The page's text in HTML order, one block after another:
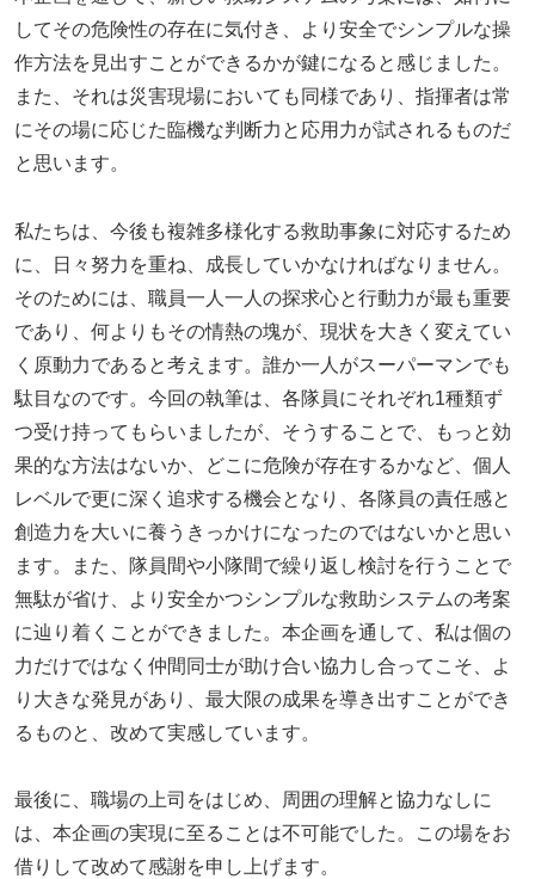
してその危険性の存在に気付き、より安全でシンプルな操
作方法を見出すことができるかが鍵になると感じました。
また、それは災害現場においても同様であり、指揮者は常
にその場に応じた臨機な判断力と応用力が試されるものだ
と思います。
私たちは、今後も複雑多様化する救助事象に対応するため
に、日々努力を重ね、成長していかなければなりません。
そのためには、職員一人一人の探求心と行動力が最も重要
であり、何よりもその情熱の塊が、現状を大きく変えてい
く原動力であると考えます。誰か一人がスーパーマンでも
駄目なのです。今回の執筆は、各隊員にそれぞれ1種類ず
つ受け持ってもらいましたが、そうすることで、もっと効
果的な方法はないか、どこに危険が存在するかなど、個人
レベルで更に深く追求する機会となり、各隊員の責任感と
創造力を大いに養うきっかけになったのではないかと思い
ます。また、隊員間や小隊間で繰り返し検討を行うことで
無駄が省け、より安全かつシンプルな救助システムの考案
に辿り着くことができました。本企画を通して、私は個の
力だけではなく仲間同士が助け合い協力し合ってこそ、よ
り大きな発見があり、最大限の成果を導き出すことができ
るものと、改めて実感しています。
最後に、職場の上司をはじめ、周囲の理解と協力なしに
は、本企画の実現に至ることは不可能でした。この場をお
借りして改めて感謝を申し上げます。